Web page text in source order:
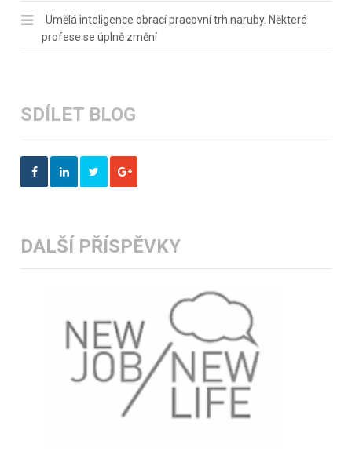
Umělá inteligence obrací pracovní trh naruby. Některé
profese se úplně změní
SDÍLET BLOG
DALŠÍ PŘÍSPĚVKY